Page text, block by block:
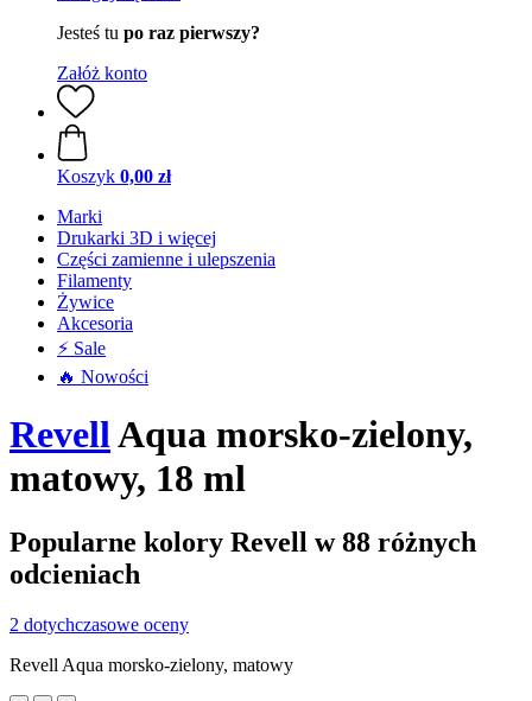
Jesteś tu po raz pierwszy?
Załóż konto
Koszyk 0,00 zł
Marki
Drukarki 3D i więcej
Części zamienne i ulepszenia
Filamenty
Żywice
Akcesoria
⚡ Sale
🔥 Nowości
RevellAqua morsko-zielony,
matowy, 18 ml
Popularne kolory Revell w 88 różnych
odcieniach
2 dotychczasowe oceny
Revell Aqua morsko-zielony, matowy